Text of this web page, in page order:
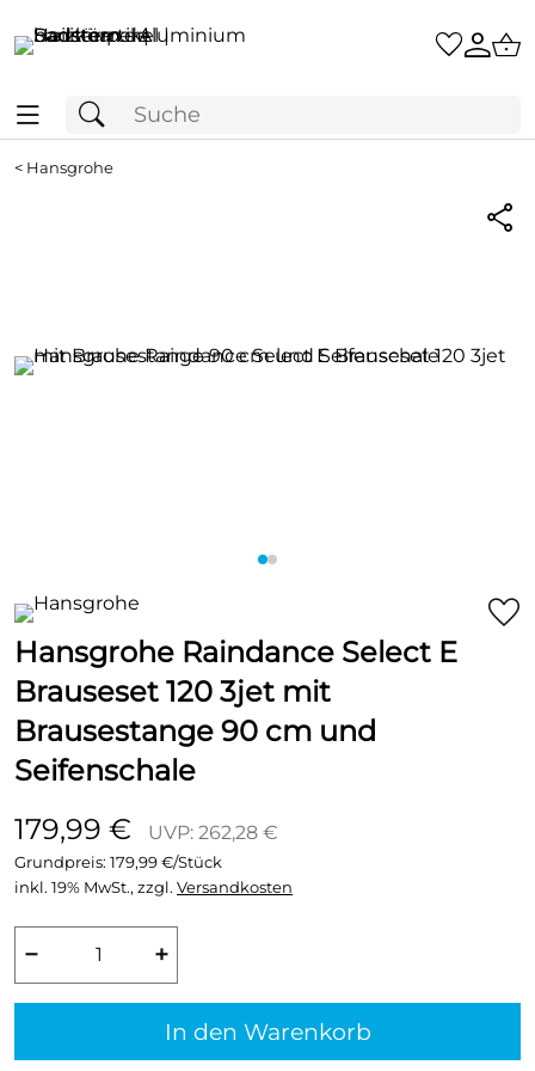
< Hansgrohe
Hansgrohe Raindance Select E
Brauseset 120 3jet mit
Brausestange 90 cm und
Seifenschale
179,99 €
UVP: 262,28 €
Grundpreis: 179,99 €/Stück
inkl. 19% MwSt., zzgl. Versandkosten
− +
In den Warenkorb